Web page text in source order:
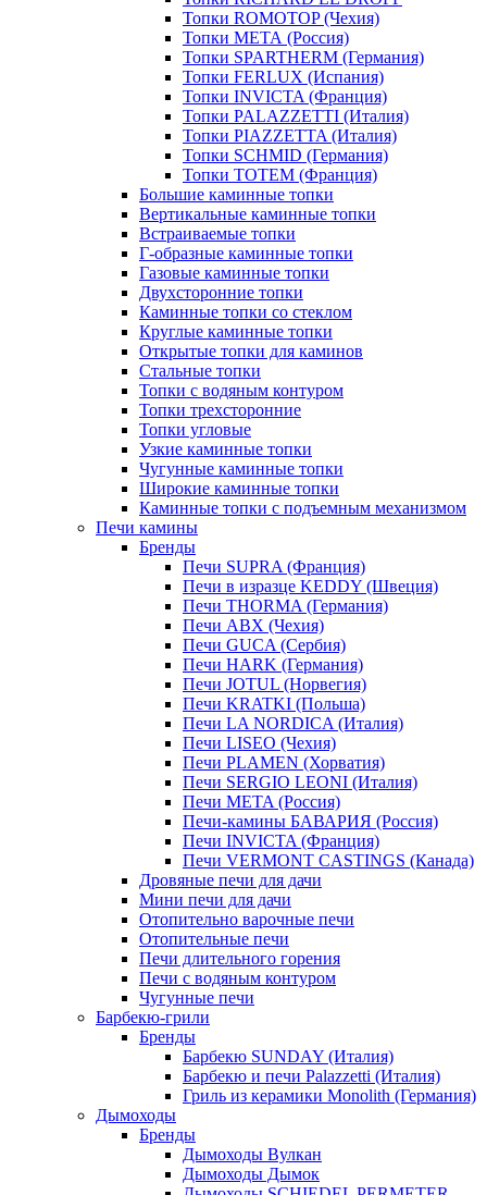
Топки ROMOTOP (Чехия)
Топки МЕТА (Россия)
Топки SPARTHERM (Германия)
Топки FERLUX (Испания)
Топки INVICTA (Франция)
Топки PALAZZETTI (Италия)
Топки PIAZZETTA (Италия)
Топки SCHMID (Германия)
Топки TOTEM (Франция)
Большие каминные топки
Вертикальные каминные топки
Встраиваемые топки
Г-образные каминные топки
Газовые каминные топки
Двухсторонние топки
Каминные топки со стеклом
Круглые каминные топки
Открытые топки для каминов
Стальные топки
Топки с водяным контуром
Топки трехсторонние
Топки угловые
Узкие каминные топки
Чугунные каминные топки
Широкие каминные топки
Каминные топки с подъемным механизмом
Печи камины
Бренды
Печи SUPRA (Франция)
Печи в изразце KEDDY (Швеция)
Печи THORMA (Германия)
Печи ABX (Чехия)
Печи GUCA (Сербия)
Печи HARK (Германия)
Печи JOTUL (Норвегия)
Печи KRATKI (Польша)
Печи LA NORDICA (Италия)
Печи LISEO (Чехия)
Печи PLAMEN (Хорватия)
Печи SERGIO LEONI (Италия)
Печи META (Россия)
Печи-камины БАВАРИЯ (Россия)
Печи INVICTA (Франция)
Печи VERMONT CASTINGS (Канада)
Дровяные печи для дачи
Мини печи для дачи
Отопительно варочные печи
Отопительные печи
Печи длительного горения
Печи с водяным контуром
Чугунные печи
Барбекю-грили
Бренды
Барбекю SUNDAY (Италия)
Барбекю и печи Palazzetti (Италия)
Гриль из керамики Monolith (Германия)
Дымоходы
Бренды
Дымоходы Вулкан
Дымоходы Дымок